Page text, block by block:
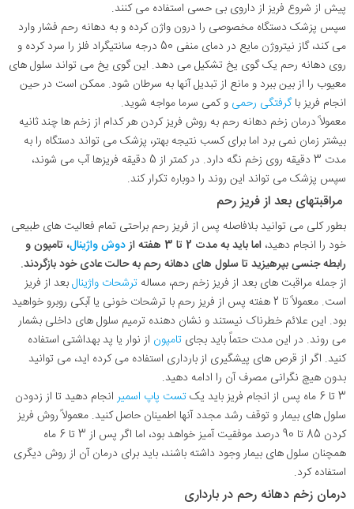
پیش از شروع فریز از داروی بی حسی استفاده می کنند.
سپس پزشک دستگاه مخصوصی را درون واژن کرده و به دهانه رحم فشار وارد
می کند، گاز نیتروژن مایع در دمای منفی 50 درجه سانتیگراد فلز را سرد کرده و
روی دهانه رحم یک گوی یخ تشکیل می دهد. این گوی یخ می تواند سلول های
معیوب را از بین ببرد و مانع از تبدیل آنها به سرطان شود. ممکن است در حین
انجام فریز باگرفتگی رحمی و کمی سرما مواجه شوید.
معمولاً درمان زخم دهانه رحم به روش فریز کردن هر کدام از زخم ها چند ثانیه
بیشتر زمان نمی برد اما برای کسب نتیجه بهتر، پزشک می تواند دستگاه را به
مدت 3 دقیقه روی زخم نگه دارد. در کمتر از 5 دقیقه فریزها آب می شوند،
سپس پزشک می تواند این روند را دوباره تکرار کند.
مراقبتهای بعد از فریز رحم
بطور کلی می توانید بلافاصله پس از فریز رحم براحتی تمام فعالیت های طبیعی
خود را انجام دهید، اما باید به مدت 2 تا 3 هفته از دوش واژینال، تامپون و
رابطه جنسی بپرهیزید تا سلول های دهانه رحم به حالت عادی خود بازگردند.
از جمله مراقبت های بعد از فریز زخم رحم، مساله ترشحات واژینالبعد از فریز
است. معمولاً تا 2 هفته پس از فریز رحم با ترشحات خونی یا آبکی روبرو خواهید
بود. این علائم خطرناک نیستند و نشان دهنده ترمیم سلول های داخلی بشمار
می روند. در این مدت حتماً باید بجای تامپون از نوار یا پد بهداشتی استفاده
کنید. اگر از قرص های پیشگیری از بارداری استفاده می کرده اید، می توانید
بدون هیچ نگرانی مصرف آن را ادامه دهید.
3 تا 6 ماه پس از انجام فریز باید یک
تست پاپ اسمیر انجام دهید تا از زدودن
سلول های بیمار و توقف رشد مجدد آنها اطمینان حاصل کنید. معمولاً روش فریز
کردن 85 تا 90 درصد موفقیت آمیز خواهد بود، اما اگر پس از 3 تا 6 ماه
همچنان سلول های بیمار وجود داشته باشند، باید برای درمان آن از روش دیگری
استفاده کرد.
درمان زخم دهانه رحم در بارداری